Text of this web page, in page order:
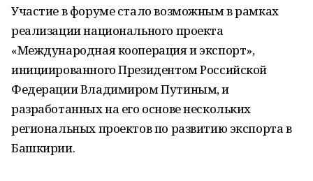
Участие в форуме стало возможным в рамках
реализации национального проекта
«Международная кооперация и экспорт»,
инициированного Президентом Российской
Федерации Владимиром Путиным, и
разработанных на его основе нескольких
региональных проектов по развитию экспорта в
Башкирии.